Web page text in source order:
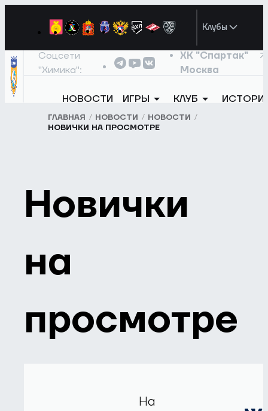
Клубы
Соцсети
"Химика":
ХК "Спартак"
Москва
НОВОСТИ ИГРЫ КЛУБ
ГЛАВНАЯ НОВОСТИ
НОВОСТИ
НОВИЧКИ НА ПРОСМОТРЕ
Новички
на
просмотре
На